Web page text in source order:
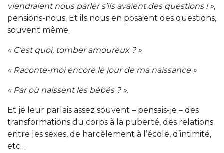
viendraient nous parler s’ils avaient des questions ! »,
pensions-nous. Et ils nous en posaient des questions,
souvent même.
« C’est quoi, tomber amoureux ? »
« Raconte-moi encore le jour de ma naissance »
« Par où naissent les bébés ? ».
Et je leur parlais assez souvent – pensais-je – des
transformations du corps à la puberté, des relations
entre les sexes, de harcèlement à l’école, d’intimité,
etc…